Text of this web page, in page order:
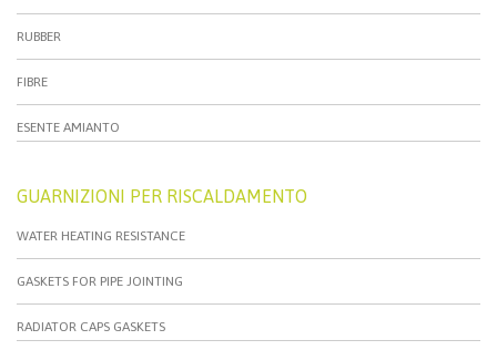
RUBBER
FIBRE
ESENTE AMIANTO
GUARNIZIONI PER RISCALDAMENTO
WATER HEATING RESISTANCE
GASKETS FOR PIPE JOINTING
RADIATOR CAPS GASKETS